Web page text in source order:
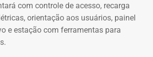
com controle de acesso, recarga
orientação aos usuários, painel
e estação com ferramentas para